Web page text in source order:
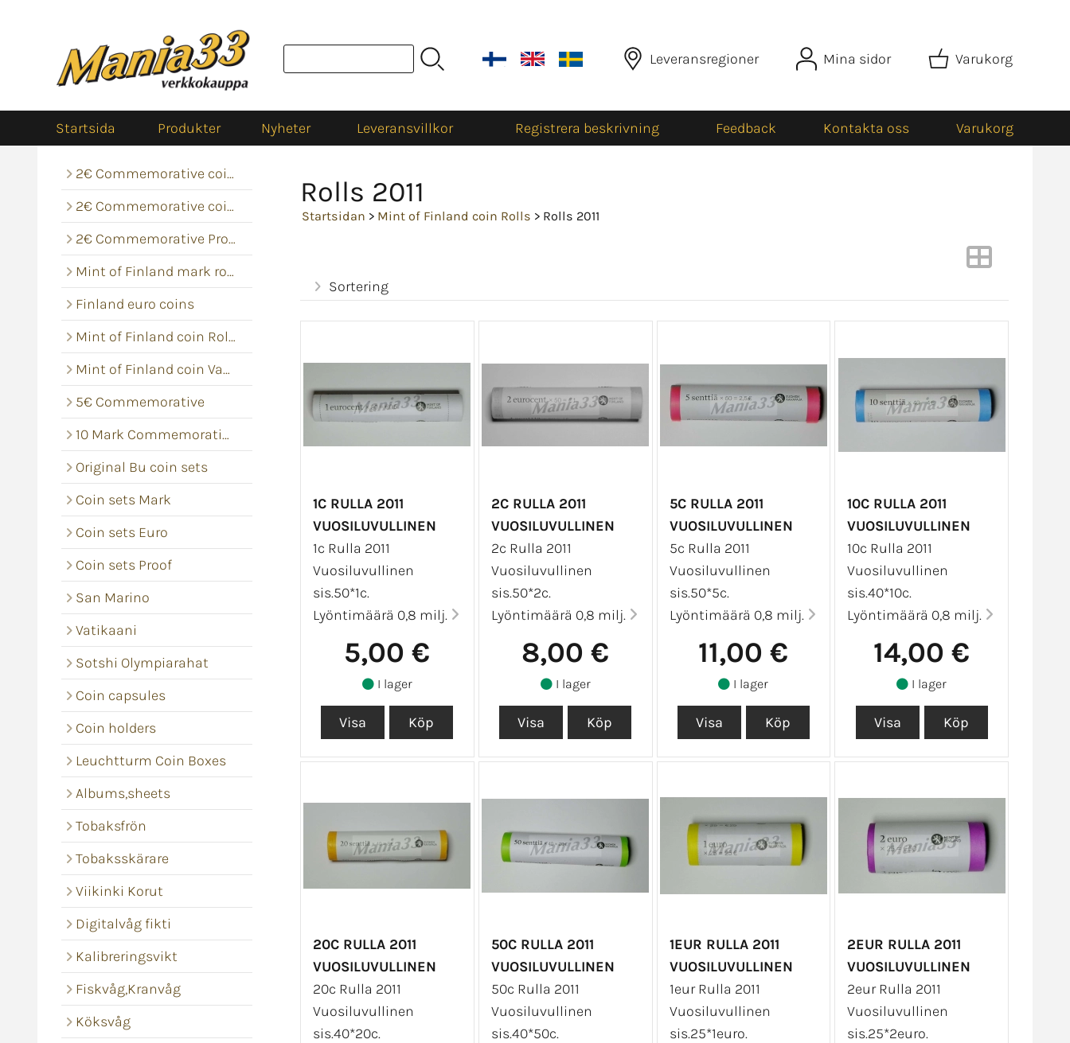
Leveransregioner Mina sidor Varukorg
Startsida Produkter Nyheter Leveransvillkor Registrera beskrivning Feedback Kontakta oss Varukorg
2€ Commemorative coins
2€ Commemorative coin rolls
2€ Commemorative Proof
Mint of Finland mark rolls
Finland euro coins
Mint of Finland coin Rolls
Mint of Finland coin Vacums
5€ Commemorative
10 Mark Commemorative coins
Original Bu coin sets
Coin sets Mark
Coin sets Euro
Coin sets Proof
San Marino
Vatikaani
Sotshi Olympiarahat
Coin capsules
Coin holders
Leuchtturm Coin Boxes
Albums,sheets
Tobaksfrön
Tobaksskärare
Viikinki Korut
Digitalvåg fikti
Kalibreringsvikt
Fiskvåg,Kranvåg
Köksvåg
Rolls 2011
Startsidan > Mint of Finland coin Rolls > Rolls 2011
Sortering
1C RULLA 2011
VUOSILUVULLINEN
1c Rulla 2011
Vuosiluvullinen
sis.50*1c.
Lyöntimäärä 0,8 milj.
5,00 €
I lager
2C RULLA 2011
VUOSILUVULLINEN
2c Rulla 2011
Vuosiluvullinen
sis.50*2c.
Lyöntimäärä 0,8 milj.
8,00 €
I lager
5C RULLA 2011
VUOSILUVULLINEN
5c Rulla 2011
Vuosiluvullinen
sis.50*5c.
Lyöntimäärä 0,8 milj.
11,00 €
I lager
10C RULLA 2011
VUOSILUVULLINEN
10c Rulla 2011
Vuosiluvullinen
sis.40*10c.
Lyöntimäärä 0,8 milj.
14,00 €
I lager
20C RULLA 2011
VUOSILUVULLINEN
20c Rulla 2011
Vuosiluvullinen
sis.40*20c.
50C RULLA 2011
VUOSILUVULLINEN
50c Rulla 2011
Vuosiluvullinen
sis.40*50c.
1EUR RULLA 2011
VUOSILUVULLINEN
1eur Rulla 2011
Vuosiluvullinen
sis.25*1euro.
2EUR RULLA 2011
VUOSILUVULLINEN
2eur Rulla 2011
Vuosiluvullinen
sis.25*2euro.